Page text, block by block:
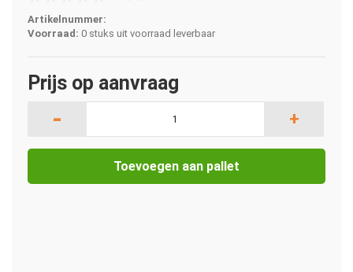
Artikelnummer:
Voorraad: 0 stuks uit voorraad leverbaar
Prijs op aanvraag
- +
Toevoegen aan pallet